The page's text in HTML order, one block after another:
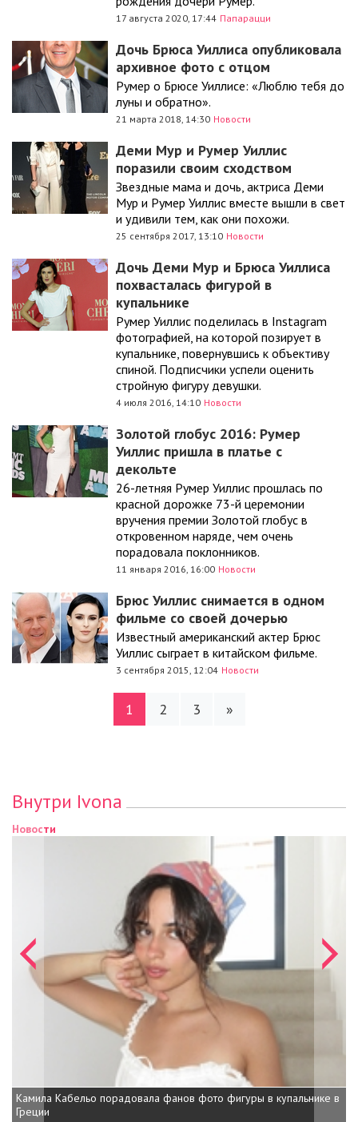
17 августа 2020, 17:44 Папарацци
Дочь Брюса Уиллиса опубликовала
архивное фото с отцом
Румер о Брюсе Уиллисе: «Люблю тебя до
луны и обратно».
21 марта 2018, 14:30 Новости
Деми Мур и Румер Уиллис
поразили своим сходством
Звездные мама и дочь, актриса Деми
Мур и Румер Уиллис вместе вышли в свет
и удивили тем, как они похожи.
25 сентября 2017, 13:10 Новости
Дочь Деми Мур и Брюса Уиллиса
похвасталась фигурой в
купальнике
Румер Уиллис поделилась в Instagram
фотографией, на которой позирует в
купальнике, повернувшись к объективу
спиной. Подписчики успели оценить
стройную фигуру девушки.
4 июля 2016, 14:10 Новости
Золотой глобус 2016: Румер
Уиллис пришла в платье с
декольте
26-летняя Румер Уиллис прошлась по
красной дорожке 73-й церемонии
вручения премии Золотой глобус в
откровенном наряде, чем очень
порадовала поклонников.
11 января 2016, 16:00 Новости
Брюс Уиллис снимается в одном
фильме со своей дочерью
Известный американский актер Брюс
Уиллис сыграет в китайском фильме.
3 сентября 2015, 12:04 Новости
1 2 3 »
Внутри Ivona
Новости
Камила Кабельо порадовала фанов фото фигуры в купальнике в
Греции